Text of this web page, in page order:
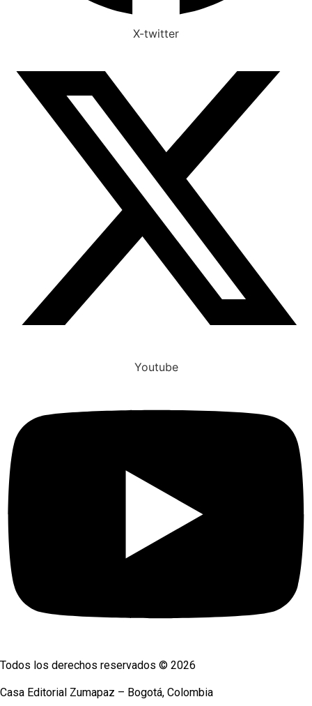
X-twitter
Youtube
Todos los derechos reservados © 2026
Casa Editorial Zumapaz – Bogotá, Colombia